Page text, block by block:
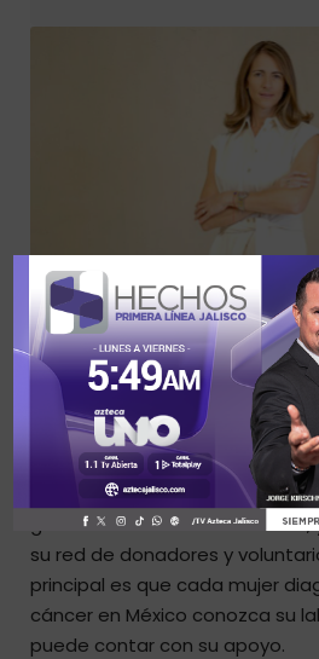
Aldara Alonso, presidenta de Cruz Rosa
Metas
La asociación tiene
futuro. Entre ellas se destacan
su programa de rehabilitación
continuación de alianzas
garantizar el acceso a la salud,
su red de donadores y
principal es que cada mujer
cáncer en México conozca su
puede contar con su apoyo.